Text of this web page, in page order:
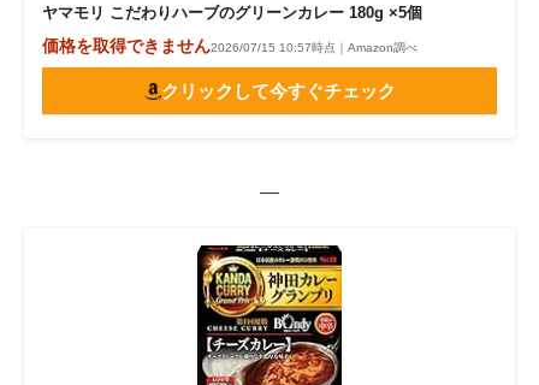
ヤマモリ こだわりハーブのグリーンカレー 180g ×5個
価格を取得できません2026/07/15 10:57時点｜Amazon調べ
クリックして今すぐチェック
—